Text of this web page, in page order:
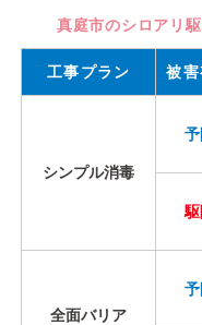
真庭市のシロアリ
工事プラン 被
シンプル消毒
全面バリア